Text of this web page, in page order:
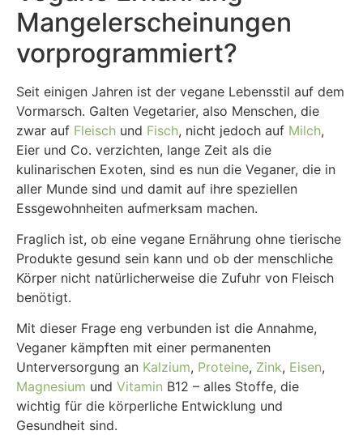
Mangelerscheinungen
vorprogrammiert?
Seit einigen Jahren ist der vegane Lebensstil auf dem
Vormarsch. Galten Vegetarier, also Menschen, die
zwar auf Fleisch und Fisch, nicht jedoch auf Milch,
Eier und Co. verzichten, lange Zeit als die
kulinarischen Exoten, sind es nun die Veganer, die in
aller Munde sind und damit auf ihre speziellen
Essgewohnheiten aufmerksam machen.
Fraglich ist, ob eine vegane Ernährung ohne tierische
Produkte gesund sein kann und ob der menschliche
Körper nicht natürlicherweise die Zufuhr von Fleisch
benötigt.
Mit dieser Frage eng verbunden ist die Annahme,
Veganer kämpften mit einer permanenten
Unterversorgung an Kalzium, Proteine, Zink, Eisen,
Magnesium und Vitamin B12 – alles Stoffe, die
wichtig für die körperliche Entwicklung und
Gesundheit sind.